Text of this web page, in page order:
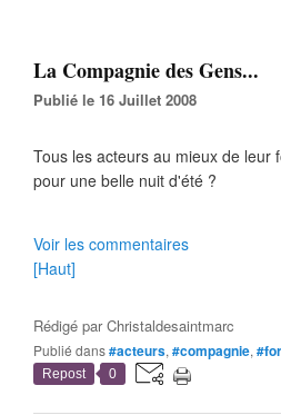
La Compagnie des Gens...
Publié le 16 Juillet 2008
Tous les acteurs au mieux de
pour une belle nuit d'été ?
Voir les commentaires
[Haut]
Rédigé parChristaldesaintmarc
Publié dans#acteurs, #compagnie,
Repost 0